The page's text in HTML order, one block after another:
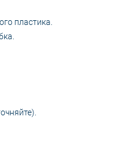
пластика.